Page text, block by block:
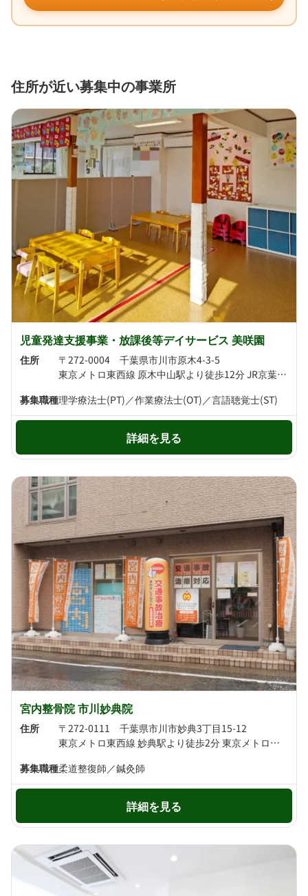
住所が近い募集中の事業所
児童発達支援事業・放課後等デイサービス 美咲園
住所
〒272-0004 千葉県市川市原木4-3-5
東京メトロ東西線 原木中山駅より徒歩12分 JR京葉線 二俣新町駅より徒歩15分
募集職種理学療法士(PT)／作業療法士(OT)／言語聴覚士(ST)
詳細を見る
宮内整骨院 市川妙典院
住所
〒272-0111 千葉県市川市妙典3丁目15-12
東京メトロ東西線 妙典駅より徒歩2分 東京メトロ東西線 行徳駅より徒歩18分
募集職種柔道整復師／鍼灸師
詳細を見る